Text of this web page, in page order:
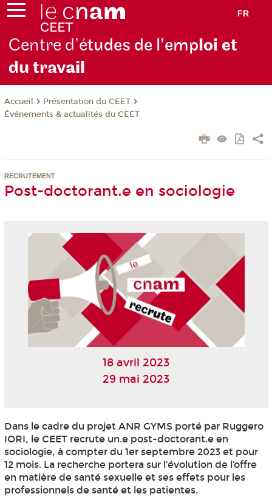
FR
Centre d’études de l’emploi et
du travail
Accueil
Présentation du CEET
Événements & actualités du CEET
RECRUTEMENT
Post-doctorant.e en sociologie
18 avril 2023
29 mai 2023
Dans le cadre du projet ANR GYMS porté par Ruggero
IORI, le CEET recrute un.e post-doctorant.e en
sociologie, à compter du 1er septembre 2023 et pour
12 mois. La recherche portera sur l’évolution de l’offre
en matière de santé sexuelle et ses effets pour les
professionnels de santé et les patientes.